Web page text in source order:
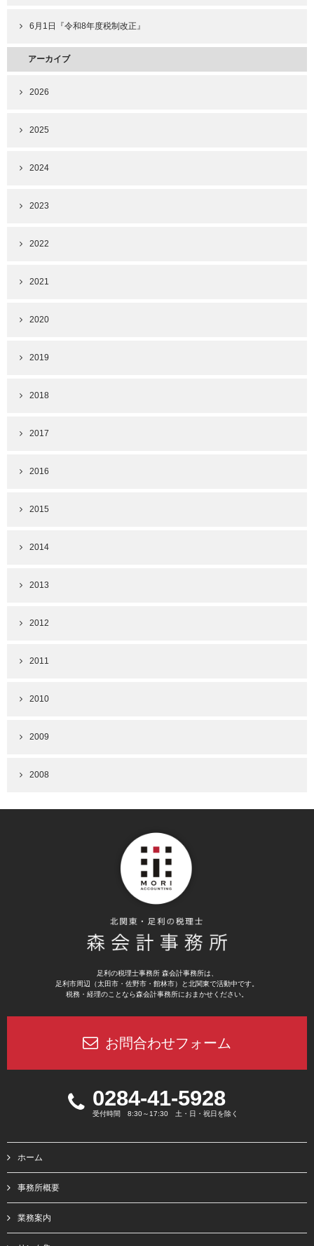
6月1日『令和8年度税制改正』
アーカイブ
2026
2025
2024
2023
2022
2021
2020
2019
2018
2017
2016
2015
2014
2013
2012
2011
2010
2009
2008
足利の税理士事務所 森会計事務所は、
足利市周辺（太田市・佐野市・館林市）と北関東で活動中です。
税務・経理のことなら森会計事務所におまかせください。
お問合わせフォーム
0284-41-5928
受付時間 8:30～17:30 土・日・祝日を除く
ホーム
事務所概要
業務案内